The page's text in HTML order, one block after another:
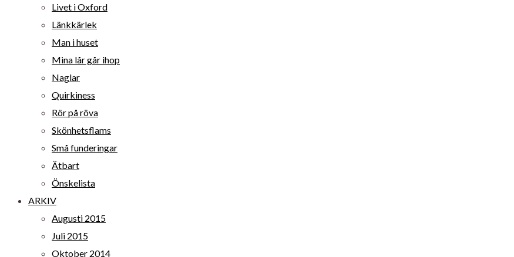
Livet i Oxford
Länkkärlek
Man i huset
Mina lår går ihop
Naglar
Quirkiness
Rör på röva
Skönhetsflams
Små funderingar
Ätbart
Önskelista
ARKIV
Augusti 2015
Juli 2015
Oktober 2014